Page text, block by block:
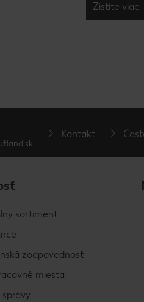
Zistite viac
Kontakt
sortiment
zodpovednosť
miesta